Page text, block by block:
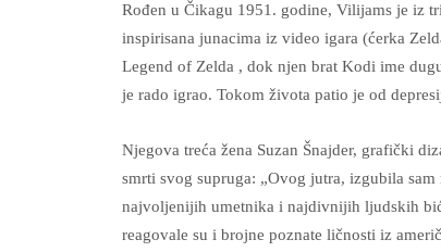
Rođen u Čikagu 1951. godine, Vilijams je iz
inspirisana junacima iz video igara (ćerka
Legend of Zelda , dok njen brat Kodi ime
je rado igrao. Tokom života patio je od
Njegova treća žena Suzan Šnajder, grafički
smrti svog supruga: „Ovog jutra, izgubila
najvoljenijih umetnika i najdivnijih ljudskih
reagovale su i brojne poznate ličnosti iz